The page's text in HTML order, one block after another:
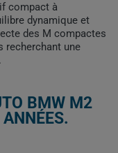
compact à
dynamique et
des M compactes
recherchant une
BMW M2